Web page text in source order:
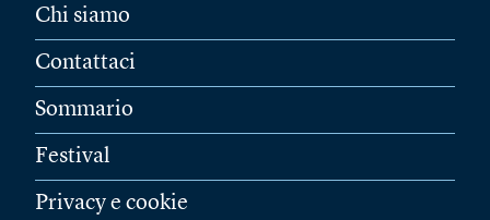
Chi siamo
Contattaci
Sommario
Festival
Privacy e cookie